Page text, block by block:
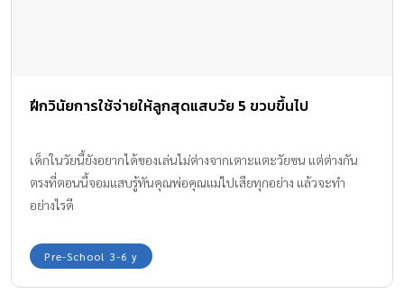
ฝีกวินัยการใช้จ่ายให้ลูกสุดแสบวัย 5 ขวบขึ้นไป
เด็กในวัยนี้ยังอยากได้ของเล่นไม่ต่างจากเตาะแตะวัยซน แต่ต่างกัน
ตรงที่ตอนนี้จอมแสบรู้ทันคุณพ่อคุณแม่ไปเสียทุกอย่าง แล้วจะทำ
อย่างไรดี
Pre-School 3-6 y